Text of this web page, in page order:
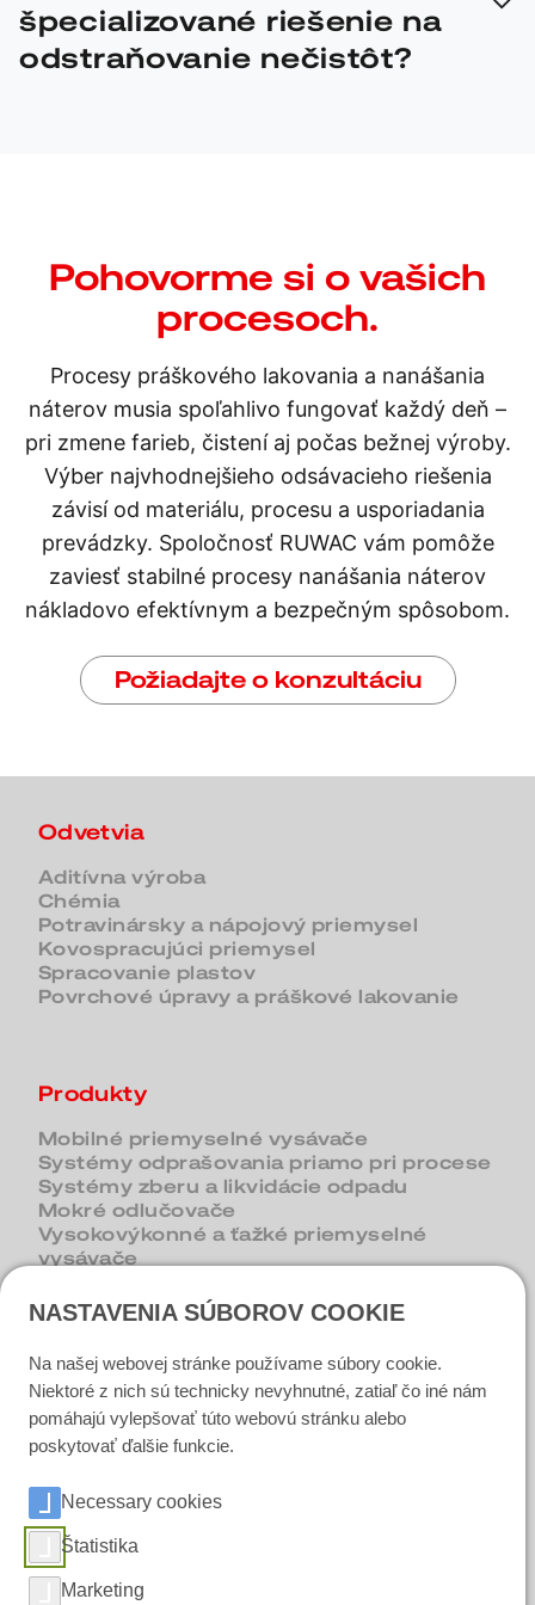
použitie vodivých materiálov a vhodnej filtračnej
techniky. Základom je vždy konkrétne posúdenie rizík
pre danú aplikáciu.
špecializované riešenie na
odstraňovanie nečistôt?
náteru.
Pohovorme si o vašich
procesoch.
Procesy práškového lakovania a nanášania
náterov musia spoľahlivo fungovať každý deň –
pri zmene farieb, čistení aj počas bežnej výroby.
Výber najvhodnejšieho odsávacieho riešenia
závisí od materiálu, procesu a usporiadania
prevádzky. Spoločnosť RUWAC vám pomôže
zaviesť stabilné procesy nanášania náterov
nákladovo efektívnym a bezpečným spôsobom.
Požiadajte o konzultáciu
Odvetvia
Aditívna výroba
Chémia
Potravinársky a nápojový priemysel
Kovospracujúci priemysel
Spracovanie plastov
Povrchové úpravy a práškové lakovanie
Produkty
Mobilné priemyselné vysávače
Systémy odprašovania priamo pri procese
Systémy zberu a likvidácie odpadu
Mokré odlučovače
Vysokovýkonné a ťažké priemyselné
vysávače
Kontakt
Dopyt
Nájsť kontaktnú osobu
Sociálne médiá
NASTAVENIA SÚBOROV COOKIE
Na našej webovej stránke používame súbory cookie.
Niektoré z nich sú technicky nevyhnutné, zatiaľ čo iné nám
pomáhajú vylepšovať túto webovú stránku alebo
poskytovať ďalšie funkcie.
Necessary cookies
Štatistika
Marketing